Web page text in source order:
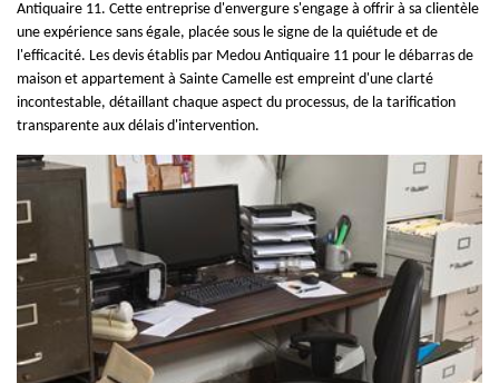
Antiquaire 11. Cette entreprise d'envergure s'engage à offrir à sa clientèle
une expérience sans égale, placée sous le signe de la quiétude et de
l'efficacité. Les devis établis par Medou Antiquaire 11 pour le débarras de
maison et appartement à Sainte Camelle est empreint d'une clarté
incontestable, détaillant chaque aspect du processus, de la tarification
transparente aux délais d'intervention.